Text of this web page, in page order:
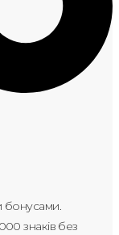
бонусами.
знаків без